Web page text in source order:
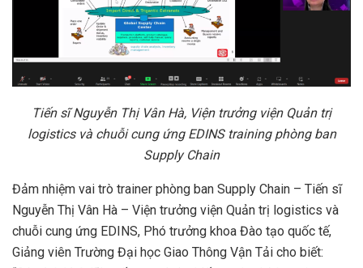
Tiến sĩ Nguyễn Thị Vân Hà, Viện trưởng viện Quản trị
logistics và chuỗi cung ứng EDINS training phòng ban
Supply Chain
Đảm nhiệm vai trò trainer phòng ban Supply Chain – Tiến sĩ
Nguyễn Thị Vân Hà – Viện trưởng viện Quản trị logistics và
chuỗi cung ứng EDINS, Phó trưởng khoa Đào tạo quốc tế,
Giảng viên Trường Đại học Giao Thông Vận Tải cho biết: